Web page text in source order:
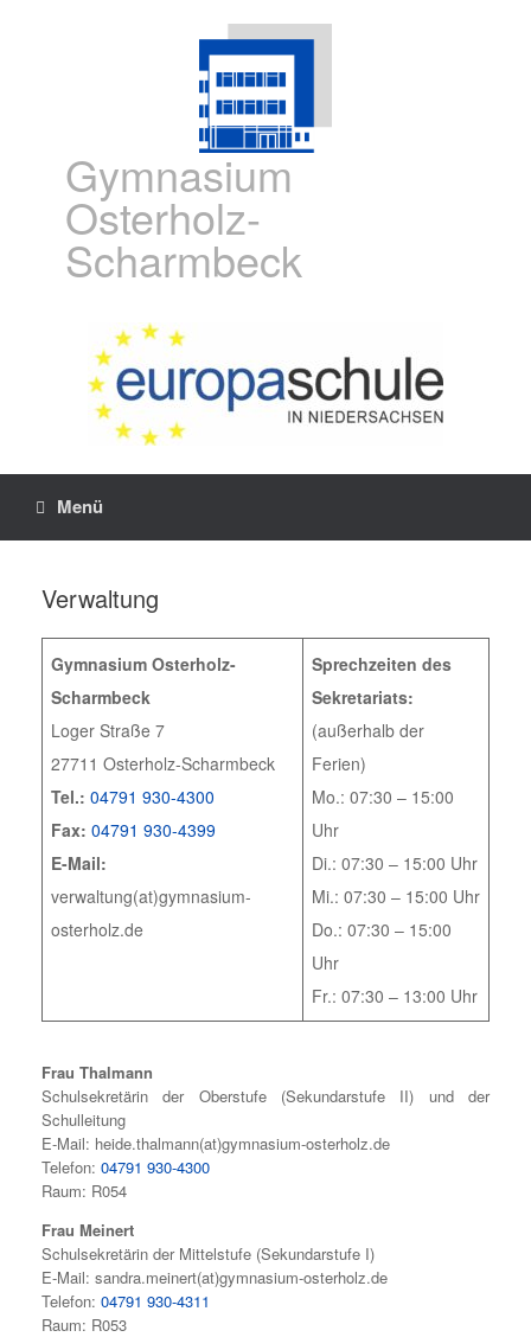
Gymnasium
Osterholz-
Scharmbeck
Menü
Verwaltung
Gymnasium Osterholz-
Scharmbeck
Loger Straße 7
27711 Osterholz-Scharmbeck
Tel.: 04791 930-4300
Fax: 04791 930-4399
E-Mail:
verwaltung(at)gymnasium-
osterholz.de
Sprechzeiten des
Sekretariats:
(außerhalb der
Ferien)
Mo.: 07:30 – 15:00
Uhr
Di.: 07:30 – 15:00 Uhr
Mi.: 07:30 – 15:00 Uhr
Do.: 07:30 – 15:00
Uhr
Fr.: 07:30 – 13:00 Uhr
Frau Thalmann
Schulsekretärin der Oberstufe (Sekundarstufe II) und der
Schulleitung
E-Mail: heide.thalmann(at)gymnasium-osterholz.de
Telefon: 04791 930-4300
Raum: R054
Frau Meinert
Schulsekretärin der Mittelstufe (Sekundarstufe I)
E-Mail: sandra.meinert(at)gymnasium-osterholz.de
Telefon: 04791 930-4311
Raum: R053